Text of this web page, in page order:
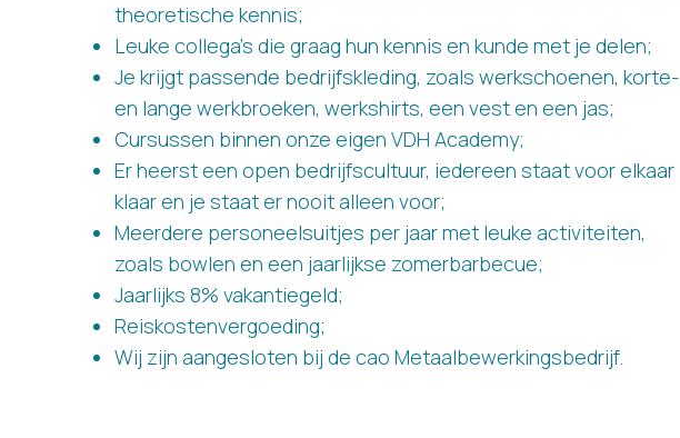
theoretische kennis;
Leuke collega’s die graag hun kennis en kunde met je delen;
Je krijgt passende bedrijfskleding, zoals werkschoenen, korte-
en lange werkbroeken, werkshirts, een vest en een jas;
Cursussen binnen onze eigen VDH Academy;
Er heerst een open bedrijfscultuur, iedereen staat voor elkaar
klaar en je staat er nooit alleen voor;
Meerdere personeelsuitjes per jaar met leuke activiteiten,
zoals bowlen en een jaarlijkse zomerbarbecue;
Jaarlijks 8% vakantiegeld;
Reiskostenvergoeding;
Wij zijn aangesloten bij de cao Metaalbewerkingsbedrijf.